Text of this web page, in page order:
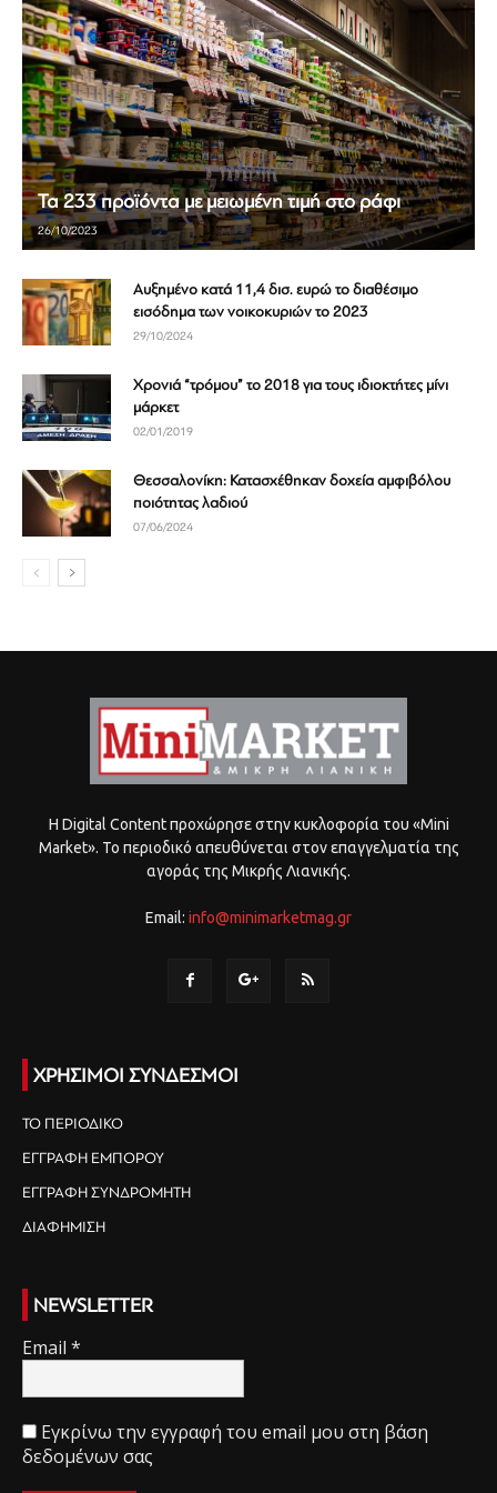
Τα 233 προϊόντα με μειωμένη τιμή στο ράφι
26/10/2023
Αυξημένο κατά 11,4 δισ. ευρώ το διαθέσιμο
εισόδημα των νοικοκυριών το 2023
29/10/2024
Χρονιά “τρόμου” το 2018 για τους ιδιοκτήτες μίνι
μάρκετ
02/01/2019
Θεσσαλονίκη: Κατασχέθηκαν δοχεία αμφιβόλου
ποιότητας λαδιού
07/06/2024
Η Digital Content προχώρησε στην κυκλοφορία του «Mini
Market». Το περιοδικό απευθύνεται στον επαγγελματία της
αγοράς της Μικρής Λιανικής.
Email: info@minimarketmag.gr
ΧΡΗΣΙΜΟΙ ΣΥΝΔΕΣΜΟΙ
ΤΟ ΠΕΡΙΟΔΙΚΟ
ΕΓΓΡΑΦΗ ΕΜΠΟΡΟΥ
ΕΓΓΡΑΦΗ ΣΥΝΔΡΟΜΗΤΗ
ΔΙΑΦΗΜΙΣΗ
NEWSLETTER
Email *
Εγκρίνω την εγγραφή του email μου στη βάση
δεδομένων σας